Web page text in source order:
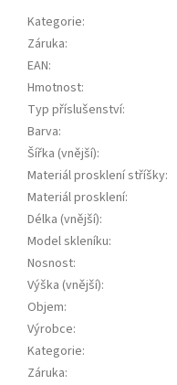
Kategorie:
Záruka:
EAN:
Hmotnost:
Typ příslušenství:
Barva:
Šířka (vnější):
Materiál prosklení stříšky:
Materiál prosklení:
Délka (vnější):
Model skleníku:
Nosnost:
Výška (vnější):
Objem:
Výrobce:
Kategorie:
Záruka: